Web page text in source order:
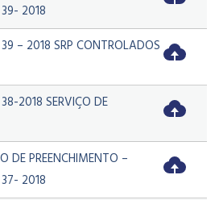
39- 2018
– 2018 SRP CONTROLADOS
2018 SERVIÇO DE
DE PREENCHIMENTO –
37- 2018